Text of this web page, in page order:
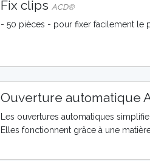
Fix clips ACD®
- 50 pièces - pour fixer facilement
Ouverture automatique
Les ouvertures automatiques
Elles fonctionnent grâce à une